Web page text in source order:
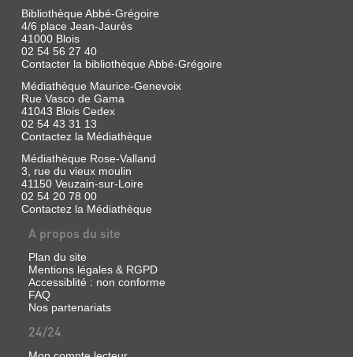
Bibliothèque Abbé-Grégoire
4/6 place Jean-Jaurès
41000 Blois
02 54 56 27 40
Contacter la bibliothèque Abbé-Grégoire
Médiathèque Maurice-Genevoix
Rue Vasco de Gama
41043 Blois Cedex
02 54 43 31 13
Contactez la Médiathèque
Médiathèque Rose-Valland
3, rue du vieux moulin
41150 Veuzain-sur-Loire
02 54 20 78 00
Contactez la Médiathèque
A propos du site
Plan du site
Mentions légales & RGPD
Accessiblité : non conforme
FAQ
Nos partenariats
24/24